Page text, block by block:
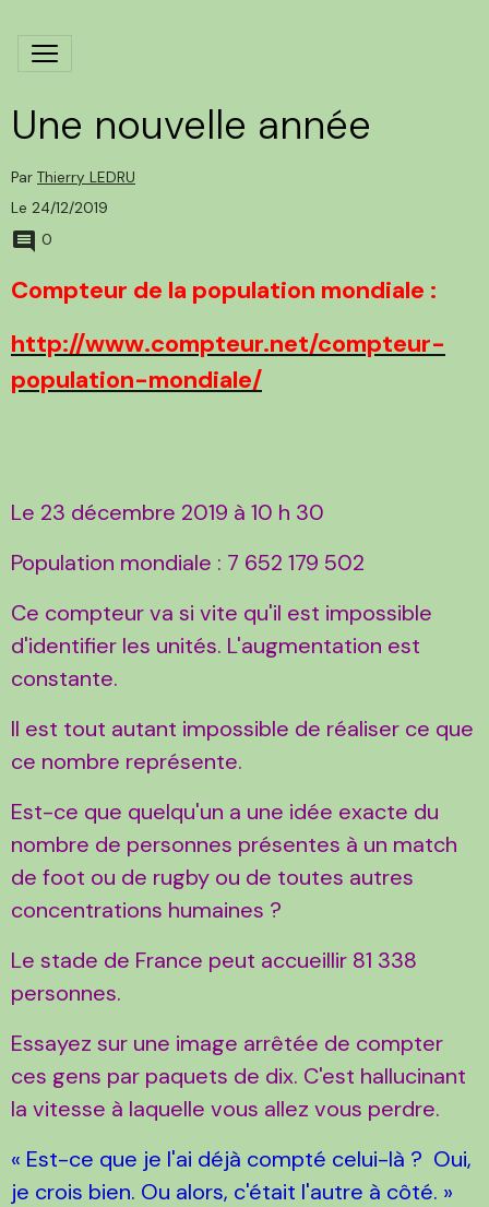
Une nouvelle année
Par Thierry LEDRU
Le 24/12/2019
0
Compteur de la population mondiale :
http://www.compteur.net/compteur-
population-mondiale/
Le 23 décembre 2019 à 10 h 30
Population mondiale : 7 652 179 502
Ce compteur va si vite qu'il est impossible
d'identifier les unités. L'augmentation est
constante.
Il est tout autant impossible de réaliser ce que
ce nombre représente.
Est-ce que quelqu'un a une idée exacte du
nombre de personnes présentes à un match
de foot ou de rugby ou de toutes autres
concentrations humaines ?
Le stade de France peut accueillir 81 338
personnes.
Essayez sur une image arrêtée de compter
ces gens par paquets de dix. C'est hallucinant
la vitesse à laquelle vous allez vous perdre.
« Est-ce que je l'ai déjà compté celui-là ? Oui,
je crois bien. Ou alors, c'était l'autre à côté. »